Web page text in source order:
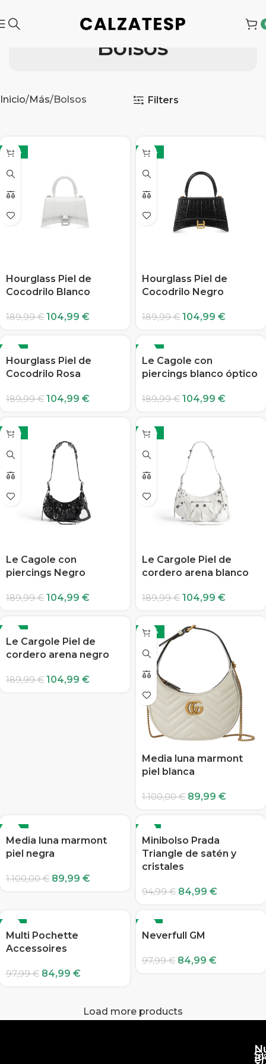
Bolsos
Inicio Más Bolsos Filters
-45%
Hourglass Piel de
Cocodrilo Blanco
189,99€ 104,99 €
-45%
Hourglass Piel de
Cocodrilo Negro
189,99€ 104,99 €
-45%
Hourglass Piel de
Cocodrilo Rosa
189,99€ 104,99 €
-45%
Le Cagole con
piercings blanco óptico
189,99€ 104,99 €
-45%
Le Cagole con
piercings Negro
189,99€ 104,99 €
-45%
Le Cargole Piel de
cordero arena blanco
189,99€ 104,99 €
-45%
Le Cargole Piel de
cordero arena negro
189,99€ 104,99 €
-92%
Media luna marmont
piel blanca
1.100,00€ 89,99 €
-92%
Media luna marmont
piel negra
1.100,00€ 89,99 €
-11%
Minibolso Prada
Triangle de satén y
cristales
94,99€ 84,99 €
-13%
Multi Pochette
Accessoires
97,99€ 84,99 €
-13%
Neverfull GM
97,99€ 84,99 €
Load more products